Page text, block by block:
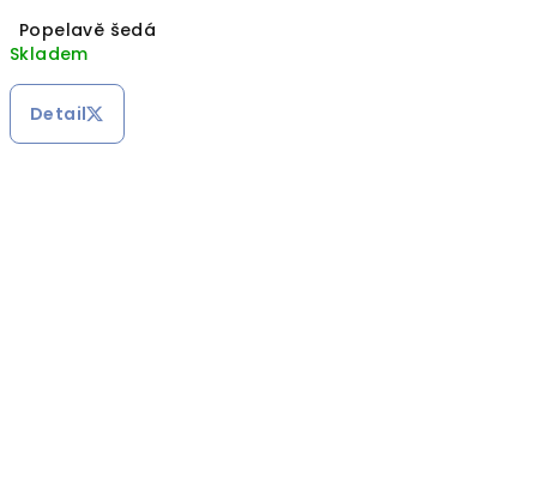
Popelavě šedá
Skladem
Detail